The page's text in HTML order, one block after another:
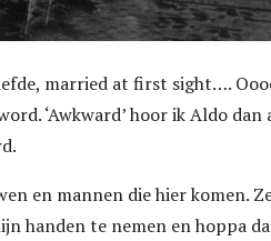
married at first sight….
‘Awkward’ hoor ik Aldo
en mannen die hier komen.
handen te nemen en hoppa